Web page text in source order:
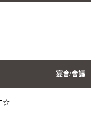
宴會/會議
☆